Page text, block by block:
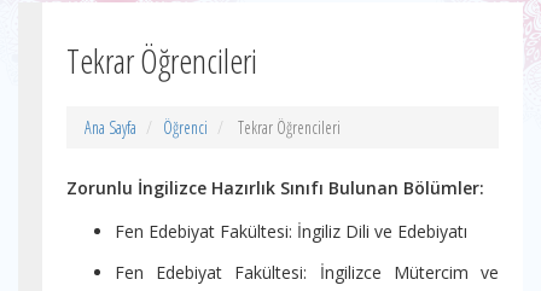
Tekrar Öğrencileri
Ana Sayfa Öğrenci Tekrar Öğrencileri
Zorunlu İngilizce Hazırlık Sınıfı Bulunan Bölümler:
Fen Edebiyat Fakültesi: İngiliz Dili ve Edebiyatı
Fen Edebiyat Fakültesi: İngilizce Mütercim ve